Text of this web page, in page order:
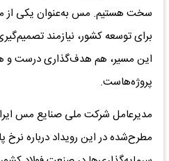
سخت هستیم. مس به‌عنوان یکی از
برای توسعه کشور، نیازمند
این مسیر، هم هدف‌گذاری درست و
پروژه‌هاست.
مدیرعامل شرکت ملی صنایع مس
مطرح‌شده در این رویداد درباره نرخ